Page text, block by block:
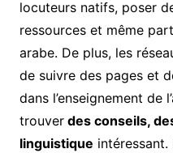
locuteurs natifs, poser
ressources et même
arabe. De plus, les
de suivre des pages et
dans l’enseignement de
trouverdes conseils,
linguistique